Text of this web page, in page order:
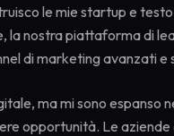
le mie startup e
nostra piattaforma di
di marketing avanzati e
ma mi sono espanso
opportunità. Le aziende